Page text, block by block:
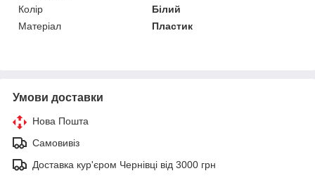
Колір
Білий
Матеріал
Пластик
Умови доставки
Нова Пошта
Самовивіз
Доставка кур'єром Чернівці від 3000 грн